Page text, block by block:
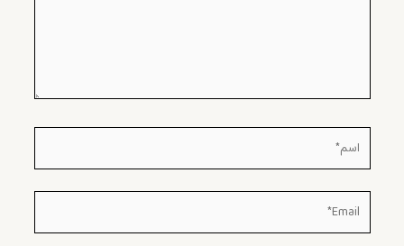
اسم*
Email*